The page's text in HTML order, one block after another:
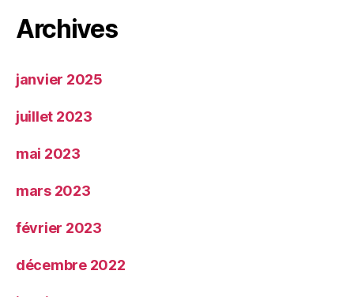
Archives
janvier 2025
juillet 2023
mai 2023
mars 2023
février 2023
décembre 2022